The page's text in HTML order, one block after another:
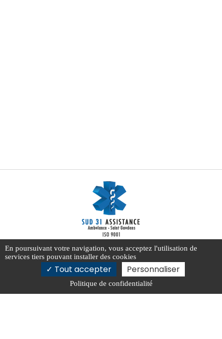
32 Bd Jean-Pierre Wimille, 31800 Saint-Gaudens
0562008888
Contactez-nous
58 Bis av. Maréchal Joffre 31 800 Saint Gaudens
En poursuivant votre navigation, vous acceptez l'utilisation de
services tiers pouvant installer des cookies
Tout accepter Personnaliser
Politique de confidentialité